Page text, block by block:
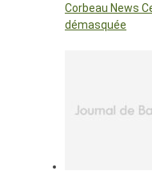
Corbeau News
démasquée